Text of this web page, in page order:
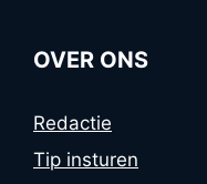
OVER ONS
Redactie
Tip insturen